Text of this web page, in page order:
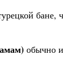
обычно